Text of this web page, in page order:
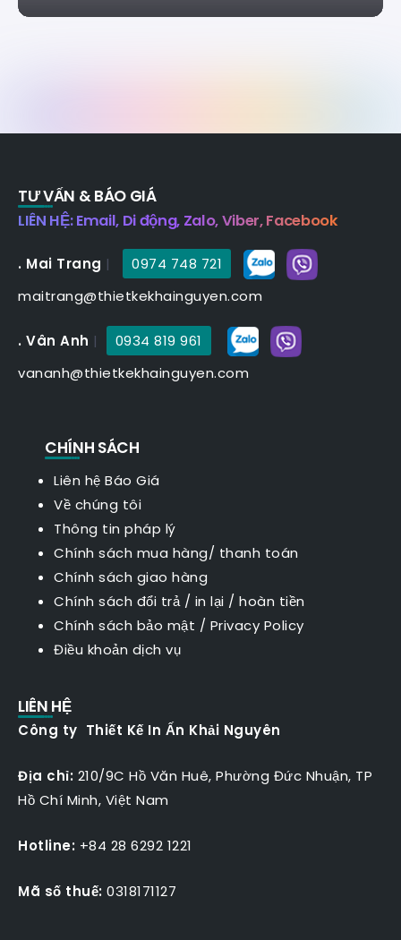
TƯ VẤN & BÁO GIÁ
LIÊN HỆ: Email, Di động, Zalo, Viber, Facebook
. Mai Trang |
0974 748 721
maitrang@thietkekhainguyen.com
. Vân Anh |
0934 819 961
vananh@thietkekhainguyen.com
CHÍNH SÁCH
Liên hệ Báo Giá
Về chúng tôi
Thông tin pháp lý
Chính sách mua hàng/ thanh toán
Chính sách giao hàng
Chính sách đổi trả / in lại / hoàn tiền
Chính sách bảo mật / Privacy Policy
Điều khoản dịch vụ
LIÊN HỆ
Công ty Thiết Kế In Ấn Khải Nguyên
Địa chỉ: 210/9C Hồ Văn Huê, Phường Đức Nhuận, TP
Hồ Chí Minh, Việt Nam
Hotline: +84 28 6292 1221
Mã số thuế: 0318171127